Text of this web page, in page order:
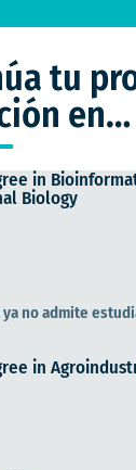
tu
en…
in
Biology
ya no admite
in